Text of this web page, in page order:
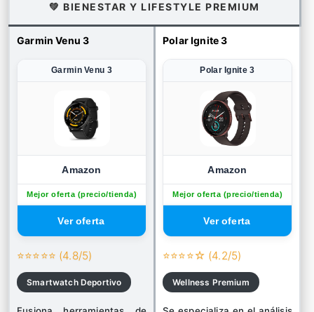
💚 BIENESTAR Y LIFESTYLE PREMIUM
Garmin Venu 3
Garmin Venu 3
Amazon
Mejor oferta (precio/tienda)
⭐⭐⭐⭐⭐ (4.8/5)
Smartwatch Deportivo
Polar Ignite 3
Polar Ignite 3
Amazon
Mejor oferta (precio/tienda)
⭐⭐⭐⭐☆ (4.2/5)
Wellness Premium